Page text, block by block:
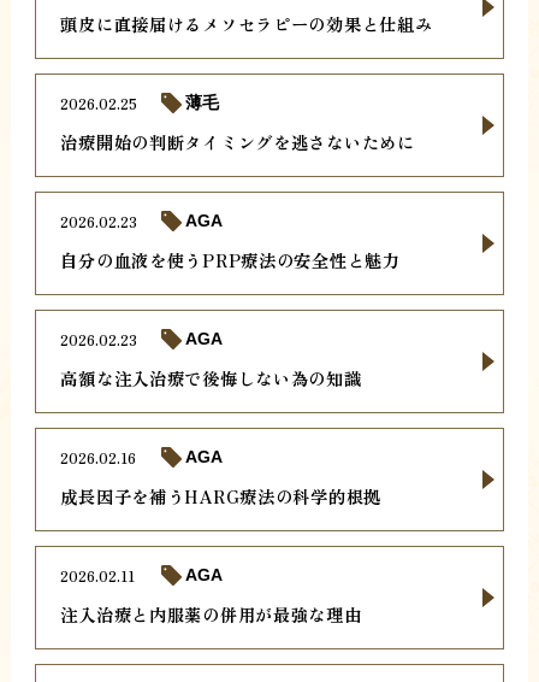
頭皮に直接届けるメソセラピーの効果と仕組み
治療開始の判断タイミングを逃さないために
2026.02.25 薄毛
自分の血液を使うPRP療法の安全性と魅力
2026.02.23 AGA
高額な注入治療で後悔しない為の知識
2026.02.23 AGA
成長因子を補うHARG療法の科学的根拠
2026.02.16 AGA
注入治療と内服薬の併用が最強な理由
2026.02.11 AGA